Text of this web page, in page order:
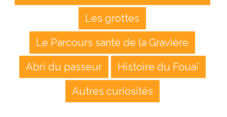
Les grottes
Le Parcours santé de la Gravière
Abri du passeur
Histoire du Fouaï
Autres curiosités